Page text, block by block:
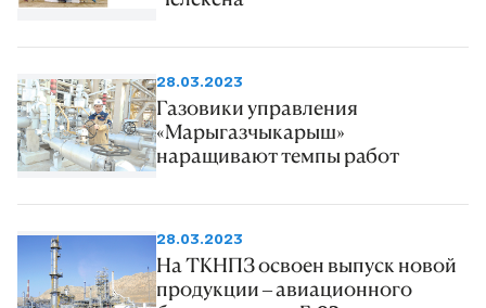
28.03.2023
Газовики управления
«Марыгазчыкарыш»
наращивают темпы работ
28.03.2023
На ТКНПЗ освоен выпуск новой
продукции – авиационного